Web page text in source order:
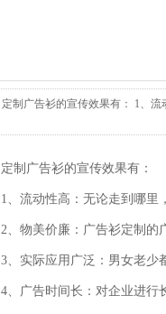
定制广告衫的宣传效果有： 1、
定制广告衫的宣传效果有：
1、流动性高：无论走到哪里
2、物美价廉：广告衫定制的
3、实际应用广泛：男女老少
4、广告时间长：对企业进行